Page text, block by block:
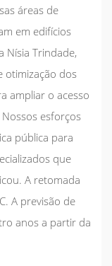
áreas de
em edifícios
Nísia Trindade,
otimização dos
ampliar o acesso
esforços
pública para
que
A retomada
A previsão de
anos a partir da